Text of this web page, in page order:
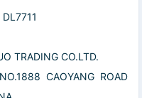
TRADING CO.LTD.
CAOYANG ROAD